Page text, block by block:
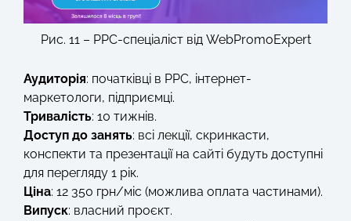
Рис. 11 – PPC-спеціаліст від WebPromoExpert
Аудиторія: початківці в PPC, інтернет-
маркетологи, підприємці.
Тривалість: 10 тижнів.
Доступ до занять: всі лекції, скринкасти,
конспекти та презентації на сайті будуть доступні
для перегляду 1 рік.
Ціна: 12 350 грн/міс (можлива оплата частинами).
Випуск: власний проєкт.